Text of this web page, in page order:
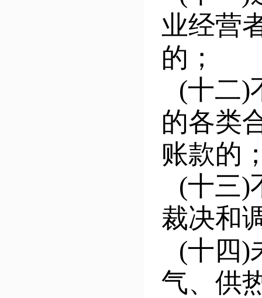
业经营
的；
(十二)
的各类
账款的
(十三)
裁决和
(十四)
气、供